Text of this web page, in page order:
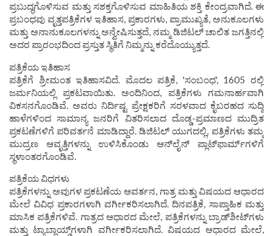
ಪ್ರಬುದ್ಧಗೊಳಿಸುವ ಮತ್ತು ಸಶಕ್ತಗೊಳಿಸುವ ಮಾಹಿತಿಯ ಶಕ್ತಿ ಕೇಂದ್ರವಾಗಿದೆ. ಈ
ಪ್ರಬಂಧವು ವೃತ್ತಪತ್ರಿಕೆಗಳ ಇತಿಹಾಸ, ಪ್ರಕಾರಗಳು, ಪ್ರಾಮುಖ್ಯತೆ, ಅನುಕೂಲಗಳು
ಮತ್ತು ಅನಾನುಕೂಲಗಳನ್ನು ಅನ್ವೇಷಿಸುತ್ತದೆ, ನಮ್ಮ ಡಿಜಿಟಲ್ ಚಾಲಿತ ಜಗತ್ತಿನಲ್ಲಿ
ಅದರ ಪ್ರಾರಂಭದಿಂದ ಪ್ರಸ್ತುತ ಸ್ಥಿತಿಗೆ ನಿಮ್ಮನ್ನು ಕರೆದೊಯ್ಯುತ್ತದೆ.
ಪತ್ರಿಕೆಯ ಇತಿಹಾಸ
ಪತ್ರಿಕೆಗೆ ಶ್ರೀಮಂತ ಇತಿಹಾಸವಿದೆ. ಮೊದಲ ಪತ್ರಿಕೆ, 'ಸಂಬಂಧ', 1605 ರಲ್ಲಿ
ಜರ್ಮನಿಯಲ್ಲಿ ಪ್ರಕಟವಾಯಿತು. ಅಂದಿನಿಂದ, ಪತ್ರಿಕೆಗಳು ಗಮನಾರ್ಹವಾಗಿ
ವಿಕಸನಗೊಂಡಿವೆ. ಅವರು ನಿರ್ದಿಷ್ಟ ಪ್ರೇಕ್ಷಕರಿಗೆ ಸರಳವಾದ ಕೈಬರಹದ ಸುದ್ದಿ
ಹಾಳೆಗಳಿಂದ ಸಾಮಾನ್ಯ ಜನರಿಗೆ ವಿತರಿಸಲಾದ ದೊಡ್ಡ-ಪ್ರಮಾಣದ ಮುದ್ರಿತ
ಪ್ರಕಟಣೆಗಳಿಗೆ ಪರಿವರ್ತನೆ ಮಾಡಿದ್ದಾರೆ. ಡಿಜಿಟಲ್ ಯುಗದಲ್ಲಿ, ಪತ್ರಿಕೆಗಳು ತಮ್ಮ
ಮುದ್ರಣ ಆವೃತ್ತಿಗಳನ್ನು ಉಳಿಸಿಕೊಂಡು ಆನ್‌ಲೈನ್ ಪ್ಲಾಟ್‌ಫಾರ್ಮ್‌ಗಳಿಗೆ
ಸ್ಥಳಾಂತರಗೊಂಡಿವೆ.
ಪತ್ರಿಕೆಯ ವಿಧಗಳು
ಪತ್ರಿಕೆಗಳನ್ನು ಅವುಗಳ ಪ್ರಕಟಣೆಯ ಆವರ್ತನ, ಗಾತ್ರ ಮತ್ತು ವಿಷಯದ ಆಧಾರದ
ಮೇಲೆ ವಿವಿಧ ಪ್ರಕಾರಗಳಾಗಿ ವರ್ಗೀಕರಿಸಲಾಗಿದೆ. ದಿನಪತ್ರಿಕೆ, ಸಾಪ್ತಾಹಿಕ ಮತ್ತು
ಮಾಸಿಕ ಪತ್ರಿಕೆಗಳಿವೆ. ಗಾತ್ರದ ಆಧಾರದ ಮೇಲೆ, ಪತ್ರಿಕೆಗಳನ್ನು ಬ್ರಾಡ್‌ಶೀಟ್‌ಗಳು
ಮತ್ತು ಟ್ಯಾಬ್ಲಾಯ್ಡ್‌ಗಳಾಗಿ ವರ್ಗೀಕರಿಸಲಾಗಿದೆ. ವಿಷಯದ ಆಧಾರದ ಮೇಲೆ,